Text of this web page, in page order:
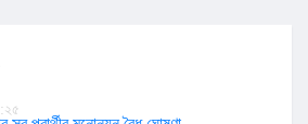
সব প্রার্থীর মনোনয়ন বৈধ ঘোষণা